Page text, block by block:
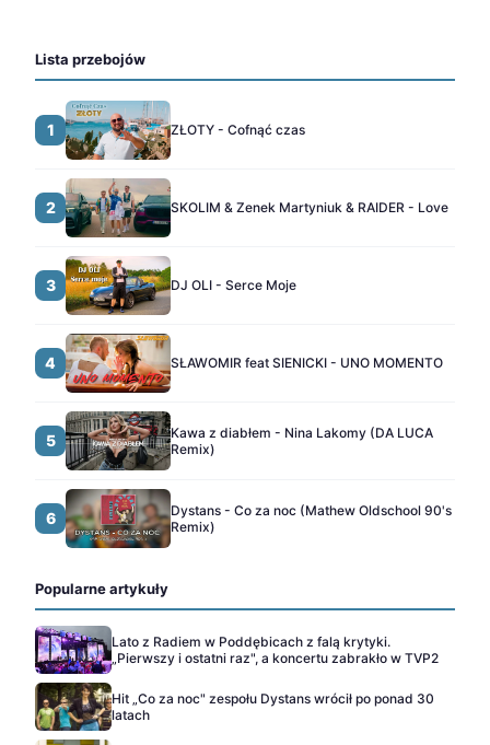
Lista przebojów
1 ZŁOTY - Cofnąć czas
2 SKOLIM & Zenek Martyniuk & RAIDER - Love
3 DJ OLI - Serce Moje
4 SŁAWOMIR feat SIENICKI - UNO MOMENTO
5
Kawa z diabłem - Nina Lakomy (DA LUCA
Remix)
6
Dystans - Co za noc (Mathew Oldschool 90's
Remix)
Popularne artykuły
Lato z Radiem w Poddębicach z falą krytyki.
„Pierwszy i ostatni raz", a koncertu zabrakło w TVP2
Hit „Co za noc" zespołu Dystans wrócił po ponad 30
latach